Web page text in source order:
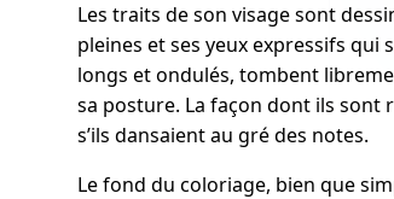
Les traits de son visage sont
pleines et ses yeux expressifs qui
longs et ondulés, tombent
sa posture. La façon dont ils
s’ils dansaient au gré des notes.
Le fond du coloriage, bien que